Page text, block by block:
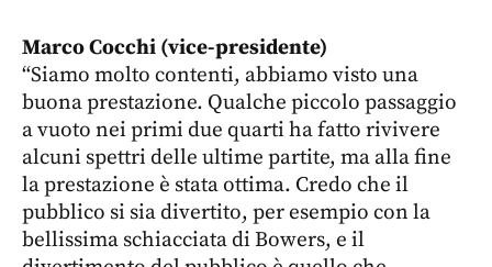
Marco Cocchi (vice-presidente)
“Siamo molto contenti, abbiamo visto una
buona prestazione. Qualche piccolo passaggio
a vuoto nei primi due quarti ha fatto rivivere
alcuni spettri delle ultime partite, ma alla fine
la prestazione è stata ottima. Credo che il
pubblico si sia divertito, per esempio con la
bellissima schiacciata di Bowers, e il